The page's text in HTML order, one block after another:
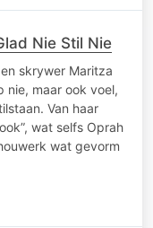
Nie Stil Nie
skrywer Maritza
nie, maar ook voel,
Van haar
wat selfs Oprah
wat gevorm